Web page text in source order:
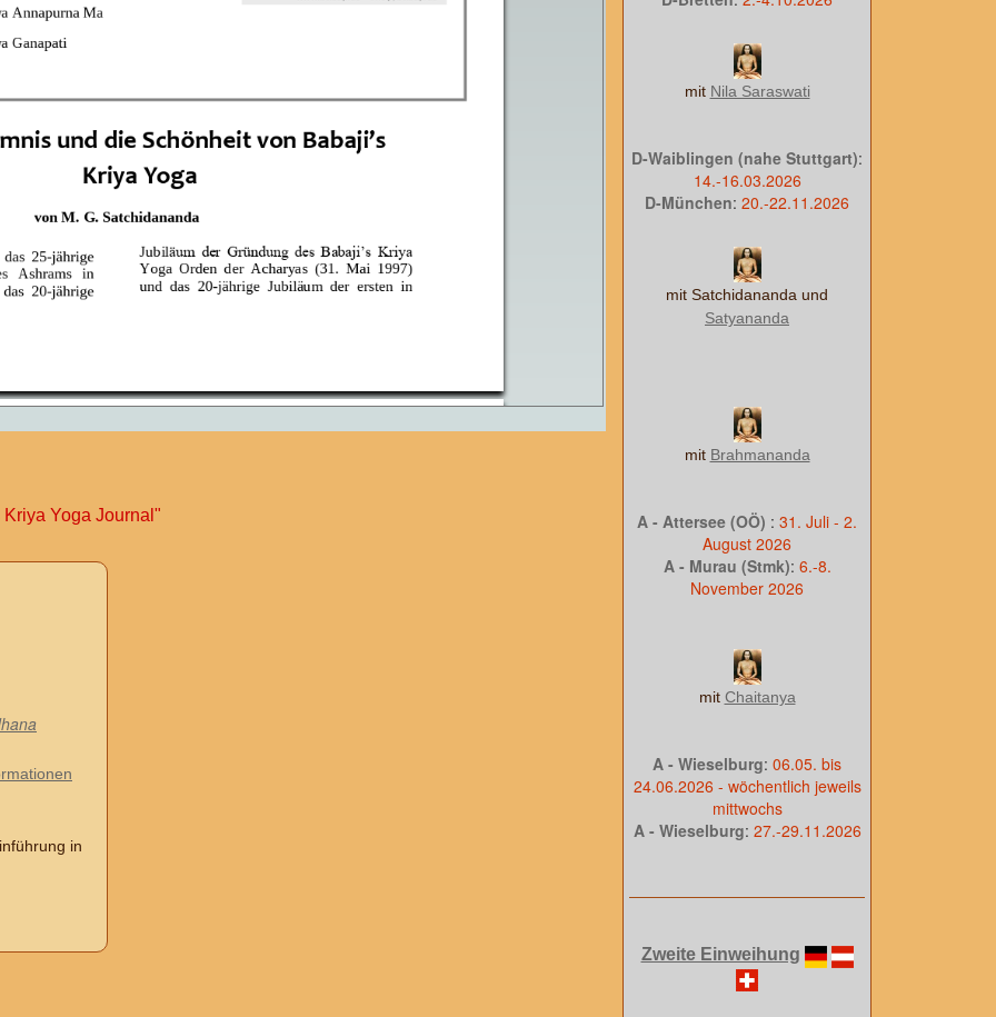
Yoga Journal"
in
mit Nila Saraswati
D-Waiblingen (nahe Stuttgart):
14.-16.03.2026
D-München: 20.-22.11.2026
mit Satchidananda und
Satyananda
mit Brahmananda
A - Attersee (OÖ) : 31. Juli - 2.
August 2026
A - Murau (Stmk): 6.-8.
November 2026
mit Chaitanya
A - Wieselburg: 06.05. bis
24.06.2026 - wöchentlich jeweils
mittwochs
A - Wieselburg: 27.-29.11.2026
Zweite Einweihung